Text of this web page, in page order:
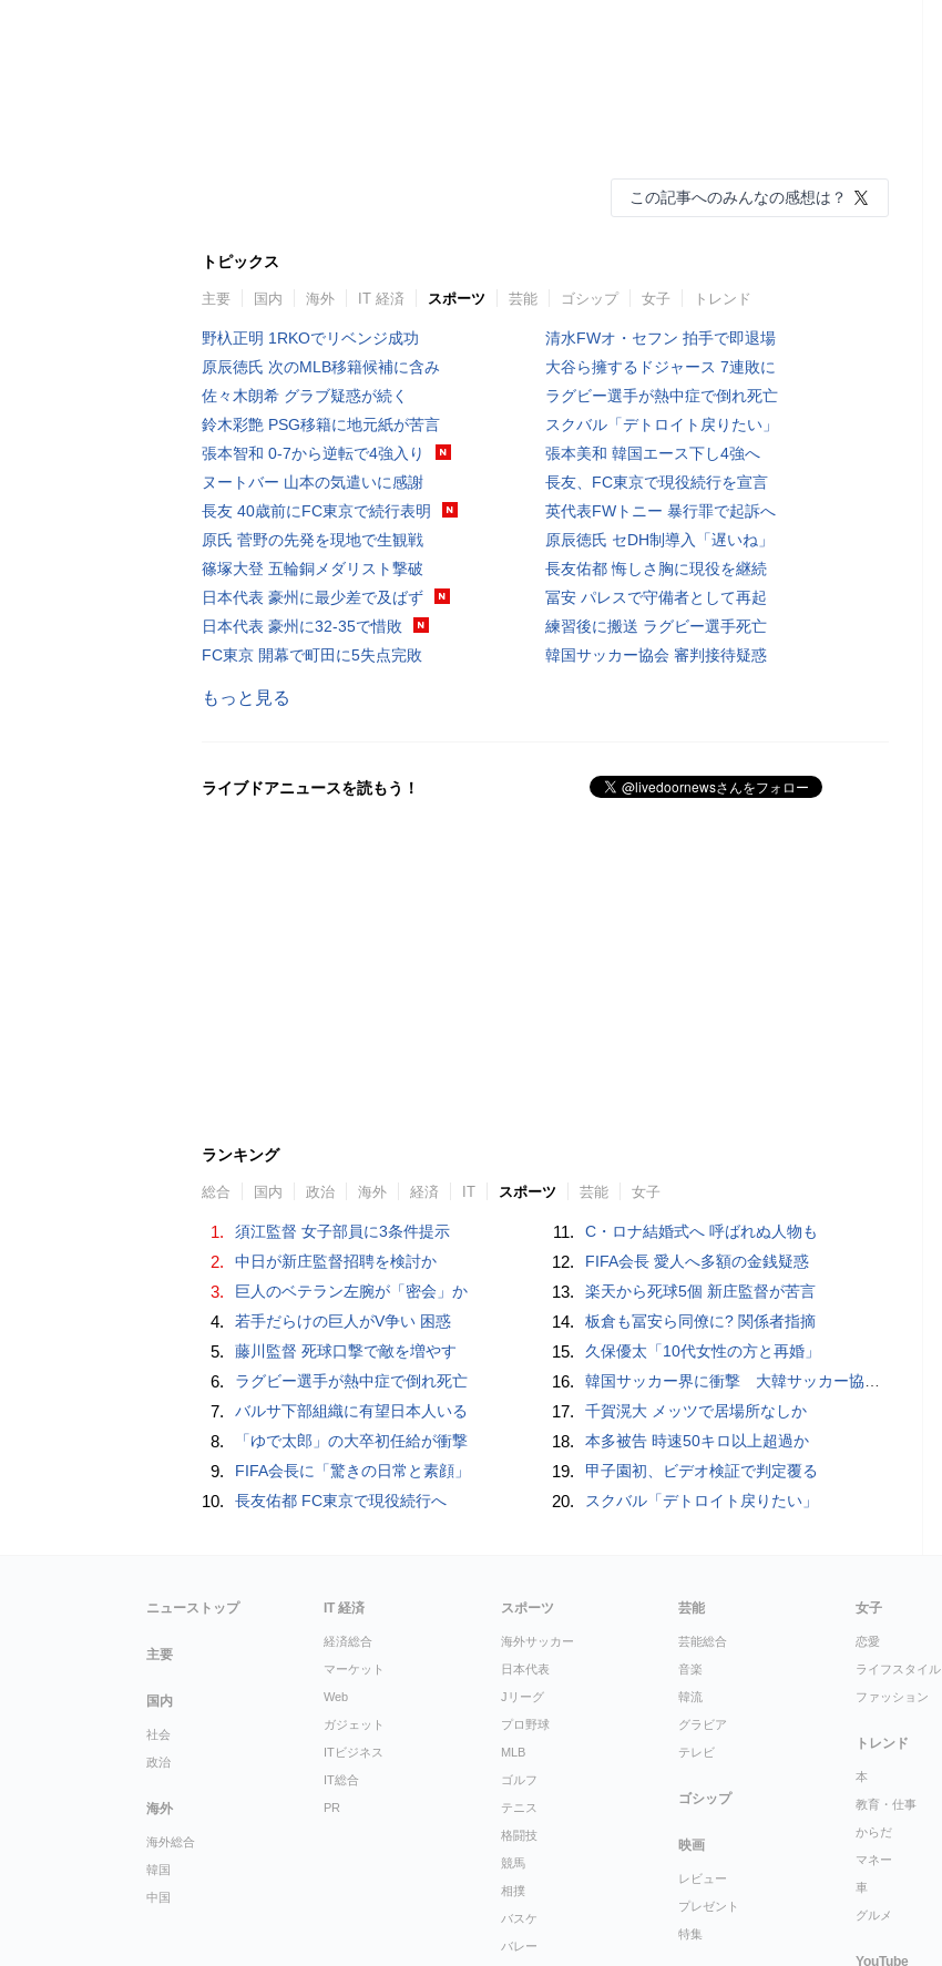
この記事へのみんなの感想は？
トピックス
主要 国内 海外 IT 経済 スポーツ 芸能 ゴシップ 女子 トレンド
野杁正明 1RKOでリベンジ成功
原辰徳氏 次のMLB移籍候補に含み
佐々木朗希 グラブ疑惑が続く
鈴木彩艶 PSG移籍に地元紙が苦言
張本智和 0-7から逆転で4強入り
ヌートバー 山本の気遣いに感謝
長友 40歳前にFC東京で続行表明
原氏 菅野の先発を現地で生観戦
篠塚大登 五輪銅メダリスト撃破
日本代表 豪州に最少差で及ばず
日本代表 豪州に32-35で惜敗
FC東京 開幕で町田に5失点完敗
清水FWオ・セフン 拍手で即退場
大谷ら擁するドジャース 7連敗に
ラグビー選手が熱中症で倒れ死亡
スクバル「デトロイト戻りたい」
張本美和 韓国エース下し4強へ
長友、FC東京で現役続行を宣言
英代表FWトニー 暴行罪で起訴へ
原辰徳氏 セDH制導入「遅いね」
長友佑都 悔しさ胸に現役を継続
冨安 パレスで守備者として再起
練習後に搬送 ラグビー選手死亡
韓国サッカー協会 審判接待疑惑
もっと見る
ライブドアニュースを読もう！
ランキング
総合 国内 政治 海外 経済 IT スポーツ 芸能 女子
1. 須江監督 女子部員に3条件提示
2. 中日が新庄監督招聘を検討か
3. 巨人のベテラン左腕が「密会」か
4. 若手だらけの巨人がV争い 困惑
5. 藤川監督 死球口撃で敵を増やす
6. ラグビー選手が熱中症で倒れ死亡
7. バルサ下部組織に有望日本人いる
8. 「ゆで太郎」の大卒初任給が衝撃
9. FIFA会長に「驚きの日常と素顔」
10. 長友佑都 FC東京で現役続行へ
11. C・ロナ結婚式へ 呼ばれぬ人物も
12. FIFA会長 愛人へ多額の金銭疑惑
13. 楽天から死球5個 新庄監督が苦言
14. 板倉も冨安ら同僚に? 関係者指摘
15. 久保優太「10代女性の方と再婚」
16. 韓国サッカー界に衝撃 大韓サッカー協会に外国人審判への“性的接待”疑惑 韓国メディアが報道
17. 千賀滉大 メッツで居場所なしか
18. 本多被告 時速50キロ以上超過か
19. 甲子園初、ビデオ検証で判定覆る
20. スクバル「デトロイト戻りたい」
ニューストップ
主要
国内
社会
政治
海外
海外総合
韓国
中国
IT 経済
経済総合
マーケット
Web
ガジェット
ITビジネス
IT総合
PR
スポーツ
海外サッカー
日本代表
Jリーグ
プロ野球
MLB
ゴルフ
テニス
格闘技
競馬
相撲
バスケ
バレー
芸能
芸能総合
音楽
韓流
グラビア
テレビ
ゴシップ
映画
レビュー
プレゼント
特集
女子
恋愛
ライフスタイル
ファッション
トレンド
本
教育・仕事
からだ
マネー
車
グルメ
YouTube